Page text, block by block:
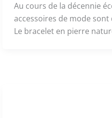
Au cours de la décennie
accessoires de mode
Le bracelet en pierre